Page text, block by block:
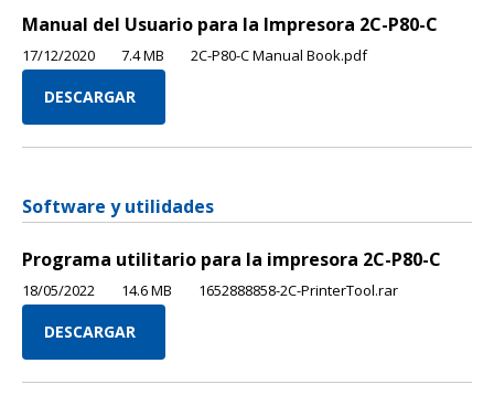
Manual del Usuario para la Impresora 2C-P80-C
17/12/2020 7.4 MB 2C-P80-C Manual Book.pdf
DESCARGAR
Software y utilidades
Programa utilitario para la impresora 2C-P80-C
18/05/2022 14.6 MB 1652888858-2C-PrinterTool.rar
DESCARGAR